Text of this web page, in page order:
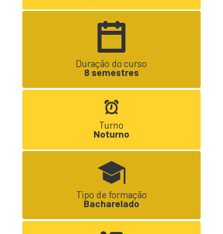
Duração do curso
8 semestres
Turno
Noturno
Tipo de formação
Bacharelado